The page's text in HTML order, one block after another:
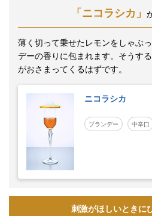
「ニコラシカ」
薄く切って乗せたレモンをしゃぶ
デーの香りに包まれます。そうす
がおさまってくるはずです。
ニコラシカ
ブランデー 中辛口
刺激がほしいときに